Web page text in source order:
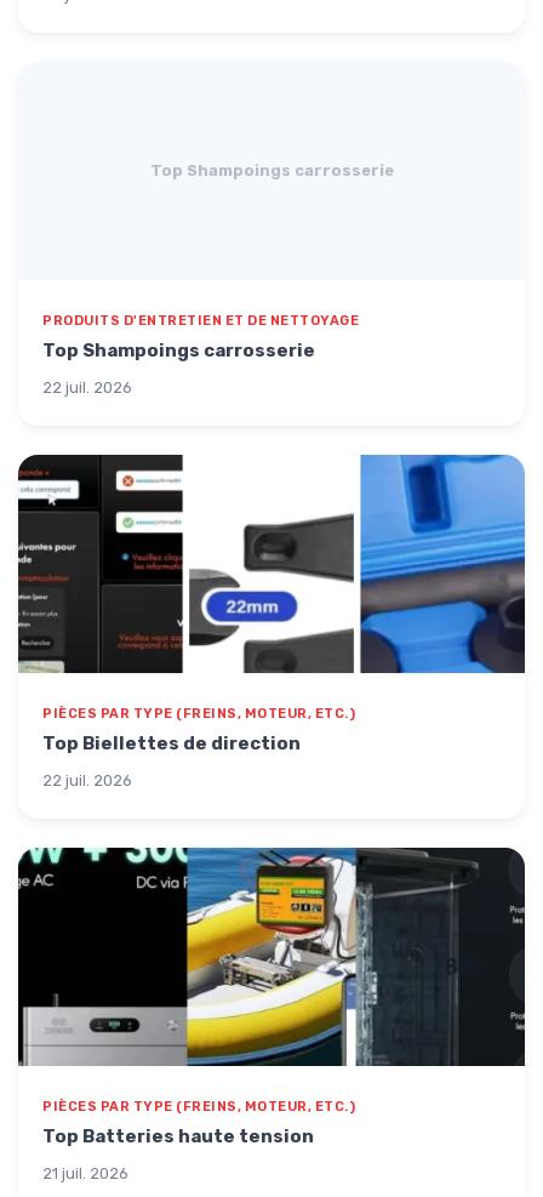
Top Shampoings carrosserie
PRODUITS D'ENTRETIEN ET DE NETTOYAGE
Top Shampoings carrosserie
22 juil. 2026
PIÈCES PAR TYPE (FREINS, MOTEUR, ETC.)
Top Biellettes de direction
22 juil. 2026
PIÈCES PAR TYPE (FREINS, MOTEUR, ETC.)
Top Batteries haute tension
21 juil. 2026